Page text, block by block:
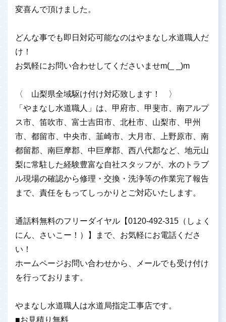
変喜んで頂けました。
どんな事でも即日対応可能なのはやまなし水道職人だ
け！
お気軽にお問い合わせしてくださいませm(_ _)m
〈 山梨県全域駆け付け対応致します！ 〉
「やまなし水道職人」は、甲府市、甲斐市、南アルプ
ス市、笛吹市、富士吉田市、北杜市、山梨市、甲州
市、都留市、中央市、韮崎市、大月市、上野原市、南
都留郡、南巨摩郡、中巨摩郡、西八代郡など、地元山
梨に常駐した経験豊富な自社スタッフが、水のトラブ
ル現場の確認から修理・交換・洗浄等の作業完了報告
まで、責任をもってしっかりとご対応いたします。
通話料無料のフリーダイヤル【0120-492-315（しょく
にん、さいこー！）】まで、お気軽にお電話くださ
い！
ホームページお問い合わせから、メールでも受け付け
を行っております。
やまなし水道職人は水道局指定工事店です。
■お見積り無料